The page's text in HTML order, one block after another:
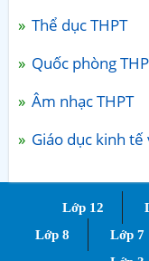
Thể dục THPT
Quốc phòng
Âm nhạc THPT
Giáo dục kinh tế
Lớp 12
Lớp 8
Lớp 7